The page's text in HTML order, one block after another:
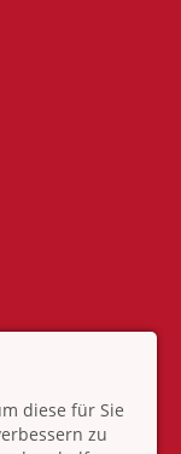
diese für Sie
zu